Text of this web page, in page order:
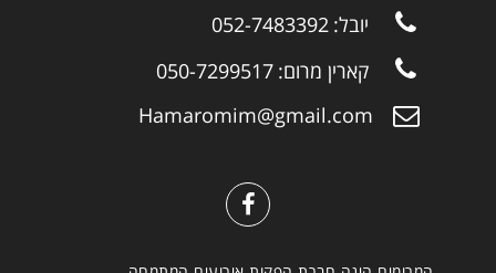
יובל: 052-7483392
קארין מרום: 050-7299517
Hamaromim@gmail.com